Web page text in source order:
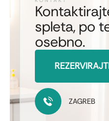
spleta, po
osebno.
ZAGREB